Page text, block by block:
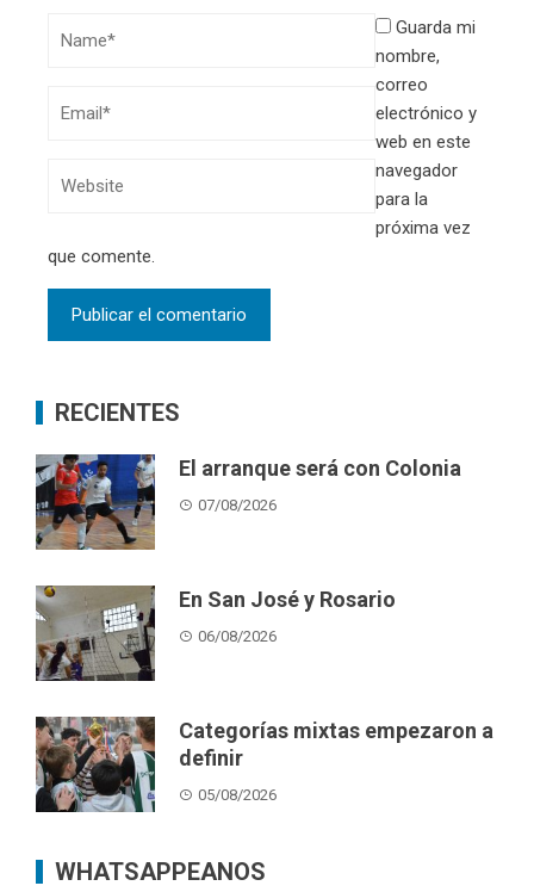
Guarda mi
nombre,
correo
electrónico y
web en este
navegador
para la
próxima vez
que comente.
RECIENTES
El arranque será con Colonia
07/08/2026
En San José y Rosario
06/08/2026
Categorías mixtas empezaron a
definir
05/08/2026
WHATSAPPEANOS